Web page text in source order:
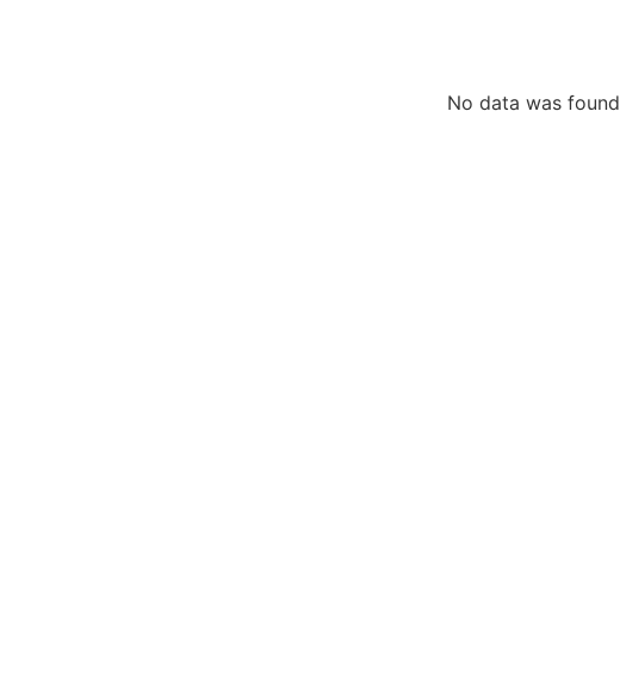
No data was found